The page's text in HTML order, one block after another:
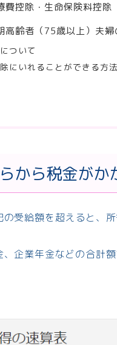
控除・生命保険料控除
齢者（75歳以上）夫婦
ついて
にいれることができる方
から税金がか
受給額を超えると、所
企業年金などの合計額